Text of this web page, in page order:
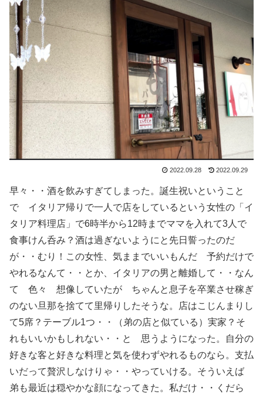
2022.09.28 2022.09.29
早々・・酒を飲みすぎてしまった。誕生祝いということ
で イタリア帰りで一人で店をしているという女性の「イ
タリア料理店」で6時半から12時までママを入れて3人で
食事けん呑み？酒は過ぎないようにと先日誓ったのだ
が・・むり！この女性、気ままでいいもんだ 予約だけで
やれるなんて・・とか、イタリアの男と離婚して・・なん
て 色々 想像していたが ちゃんと息子を卒業させ稼ぎ
のない旦那を捨てて里帰りしたそうな。店はこじんまりし
て5席？テーブル1つ・・（弟の店と似ている）実家？そ
れもいいかもしれない・・と 思うようになった。自分の
好きな客と好きな料理と気を使わずやれるものなら。支払
いだって贅沢しなけりゃ・・やっていける。そういえば
弟も最近は穏やかな顔になってきた。私だけ・・くだら